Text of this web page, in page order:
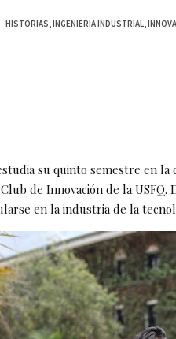
HISTORIAS INGENIERIA INDUSTRIAL
su quinto semestre en la
de Innovación de la USFQ.
en la industria de la